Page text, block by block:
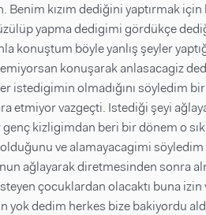
Benim kızım dediğini yaptırmak için
yapma dedigimi gördükçe
konuştum böyle yanlış şeyler
konuşarak anlasacagiz
istedigimin olmadığını söyledim
etmiyor vazgeçti. Istediği şeyi
kizligimdan beri bir dönem o
ve alamayacagimi
ağlayarak diretmesinden sonra
çocuklardan olacaktı buna
yok dedim herkes bize bakiyordu